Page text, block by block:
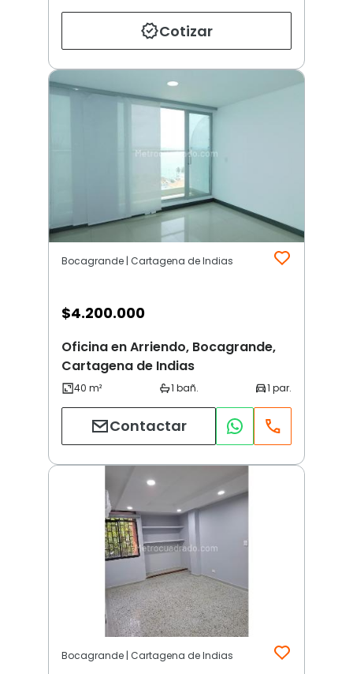
Cotizar
Bocagrande | Cartagena de Indias
$4.200.000
Oficina en Arriendo, Bocagrande,
Cartagena de Indias
Contactar
Bocagrande | Cartagena de Indias